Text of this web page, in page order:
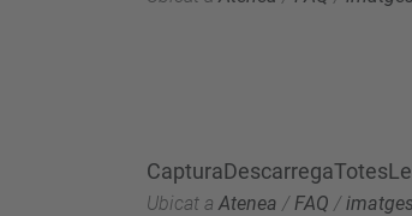
Ubicat a Atenea /FAQ /